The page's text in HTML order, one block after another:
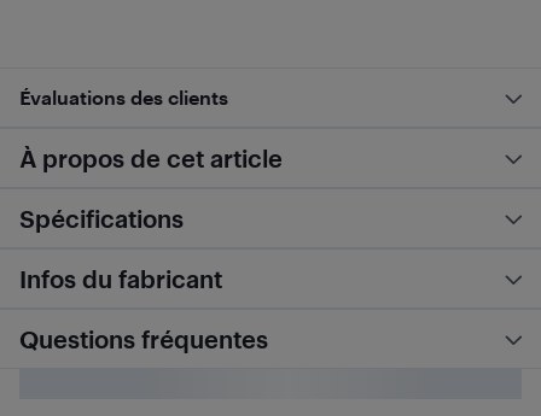
Évaluations des clients
À propos de cet article
Spécifications
Infos du fabricant
Questions fréquentes